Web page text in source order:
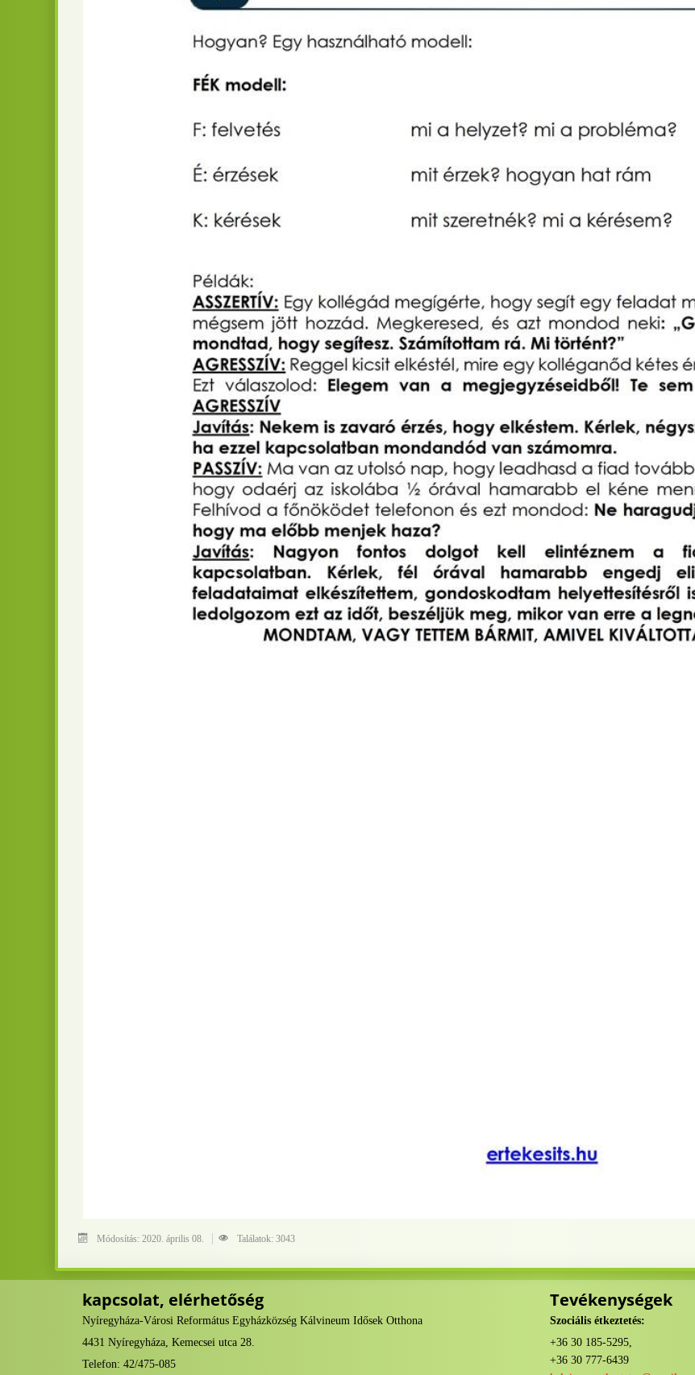
Módosítás: 2020. április 08. Találatok: 3043
kapcsolat, elérhetőség
Nyíregyháza-Városi Református Egyházközség Kálvineum Idősek Otthona
4431 Nyíregyháza, Kemecsei utca 28.
Telefon: 42/475-085
Tevékenységek
Szociális étkeztetés:
+36 30 185-5295,
+36 30 777-6439